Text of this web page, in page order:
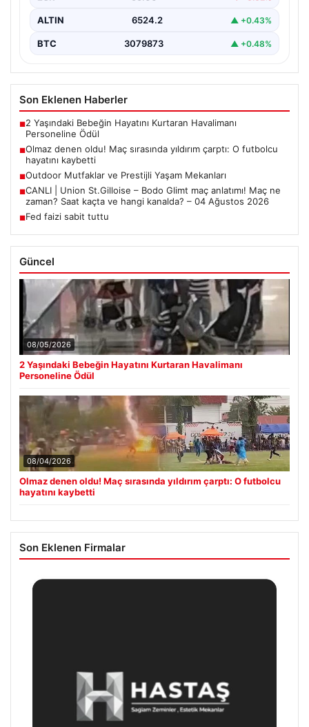
ALTIN 6524.2 ▲ +0.43%
BTC 3079873 ▲ +0.48%
Son Eklenen Haberler
■2 Yaşındaki Bebeğin Hayatını Kurtaran Havalimanı
Personeline Ödül
■Olmaz denen oldu! Maç sırasında yıldırım çarptı: O futbolcu
hayatını kaybetti
■Outdoor Mutfaklar ve Prestijli Yaşam Mekanları
■CANLI | Union St.Gilloise – Bodo Glimt maç anlatımı! Maç ne
zaman? Saat kaçta ve hangi kanalda? – 04 Ağustos 2026
■Fed faizi sabit tuttu
Güncel
08/05/2026
2 Yaşındaki Bebeğin Hayatını Kurtaran Havalimanı
Personeline Ödül
08/04/2026
Olmaz denen oldu! Maç sırasında yıldırım çarptı: O futbolcu
hayatını kaybetti
Son Eklenen Firmalar